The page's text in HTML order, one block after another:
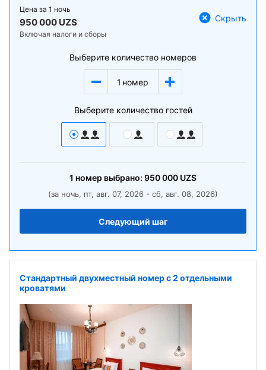
Цена за 1 ночь
950 000 UZS
Включая налоги и сборы
Скрыть
Выберите количество номеров
1 номер
Выберите количество гостей
1 номер выбрано: 950 000 UZS
(за ночь, пт, авг. 07, 2026 - сб, авг. 08, 2026)
Следующий шаг
Стандартный двухместный номер с 2 отдельными
кроватями